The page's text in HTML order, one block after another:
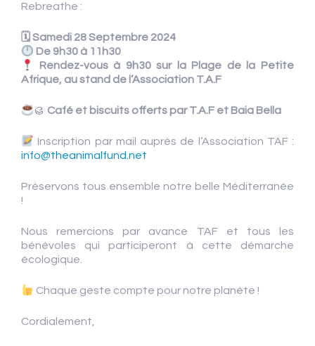
Rebreathe :
🗓 Samedi 28 Septembre 2024
De 9h30 à 11h30
Rendez-vous à 9h30 sur la Plage de la Petite
Afrique, au stand de l’Association T.A.F
🥮 Café et biscuits offerts par T.A.F et Baia Bella
Inscription par mail auprès de l’Association TAF :
info@theanimalfund.net
Préservons tous ensemble notre belle Méditerranée
!
Nous remercions par avance TAF et tous les
bénévoles qui participeront à cette démarche
écologique.
Chaque geste compte pour notre planète !
Cordialement,